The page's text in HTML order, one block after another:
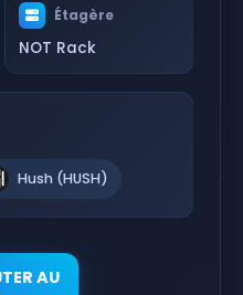
Étagère
NOT Rack
Hush (HUSH)
AU